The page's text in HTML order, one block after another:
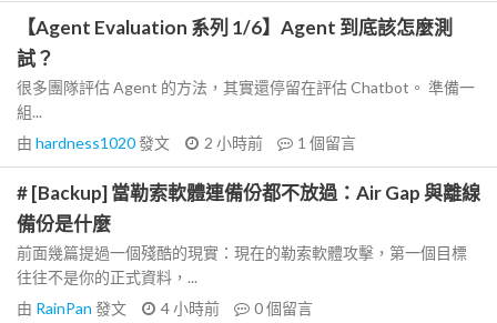
【Agent Evaluation 系列 1/6】Agent 到底該怎麼測
試？
很多團隊評估 Agent 的方法，其實還停留在評估 Chatbot。 準備一
組...
由 hardness1020發文 2 小時前 1 個留言
# [Backup] 當勒索軟體連備份都不放過：Air Gap 與離線
備份是什麼
前面幾篇提過一個殘酷的現實：現在的勒索軟體攻擊，第一個目標
往往不是你的正式資料，...
由 RainPan 發文 4 小時前 0個留言